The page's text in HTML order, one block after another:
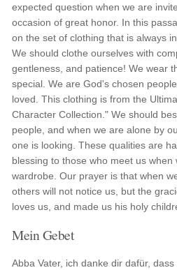
expected question when we are
occasion of great honor. In this
on the set of clothing that is always
We should clothe ourselves with
gentleness, and patience! We wear
special. We are God's chosen
loved. This clothing is from the
Character Collection." We should
people, and when we are alone by
one is looking. These qualities are
blessing to those who meet us
wardrobe. Our prayer is that when
others will not notice us, but the
loves us, and made us his holy
Mein Gebet
Abba Vater, ich danke dir dafür,